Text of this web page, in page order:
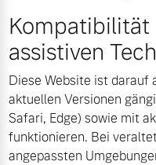
Kompatibilität
assistiven
Diese Website ist darauf
aktuellen Versionen
Safari, Edge) sowie mit
funktionieren. Bei
angepassten